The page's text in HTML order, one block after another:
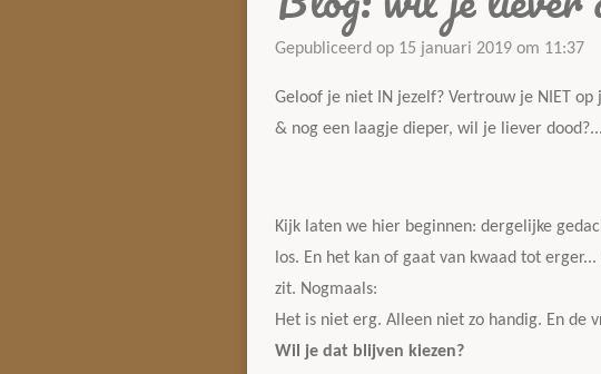
Gepubliceerd op 15 januari 2019 om 11:37
Geloof je niet IN jezelf? Vertrouw je NIET
& nog een laagje dieper, wil je liever dood?...
Kijk laten we hier beginnen: dergelijke
los. En het kan of gaat van kwaad tot
zit. Nogmaals:
Het is niet erg. Alleen niet zo handig. En de
Wil je dat blijven kiezen?